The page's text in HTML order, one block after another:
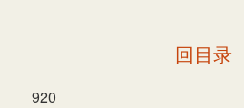
回目录
920